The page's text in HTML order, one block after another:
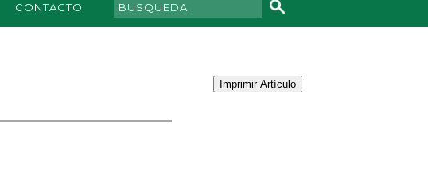
CONTACTO
Imprimir Artículo